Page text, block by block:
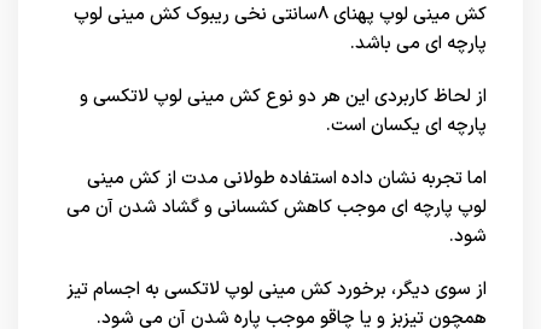
کش مینی لوپ پهنای 8سانتی نخی ریبوک کش مینی لوپ
پارچه ای می باشد.
از لحاظ کاربردی این هر دو نوع کش مینی لوپ لاتکسی و
پارچه ای یکسان است.
اما تجربه نشان داده استفاده طولانی مدت از کش مینی
لوپ پارچه ای موجب کاهش کشسانی و گشاد شدن آن می
شود.
از سوی دیگر، برخورد کش مینی لوپ لاتکسی به اجسام تیز
همچون تیزبز و یا چاقو موجب پاره شدن آن می شود.